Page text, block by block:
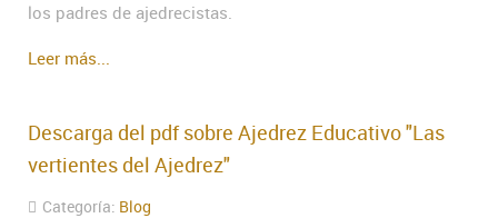
los padres de ajedrecistas.
Leer más...
Descarga del pdf sobre Ajedrez Educativo "Las
vertientes del Ajedrez"
Categoría: Blog